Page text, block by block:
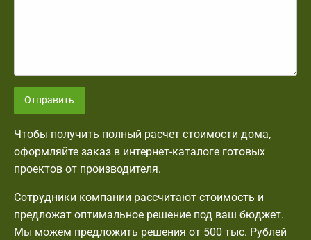
Отправить
Чтобы получить полный расчет стоимости дома,
оформляйте заказ в интернет-каталоге готовых
проектов от производителя.
Сотрудники компании рассчитают стоимость и
предложат оптимальное решение под ваш бюджет.
Мы можем предложить решения от 500 тыс. Рублей